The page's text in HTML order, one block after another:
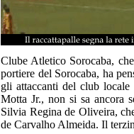
Clube Atletico Sorocaba,
portiere del Sorocaba, ha
gli attaccanti del club
Motta Jr., non si sa ancora
Silvia Regina de Oliveira,
de Carvalho Almeida. Il